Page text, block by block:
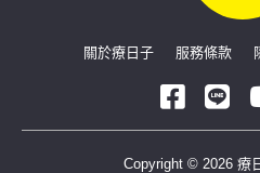
關於療日子 服務條款
Copyright © 2026 療